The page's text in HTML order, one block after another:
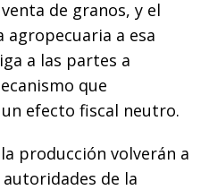
de granos, y el
agropecuaria a esa
a las partes a
que
efecto fiscal neutro.
producción volverán a
de la